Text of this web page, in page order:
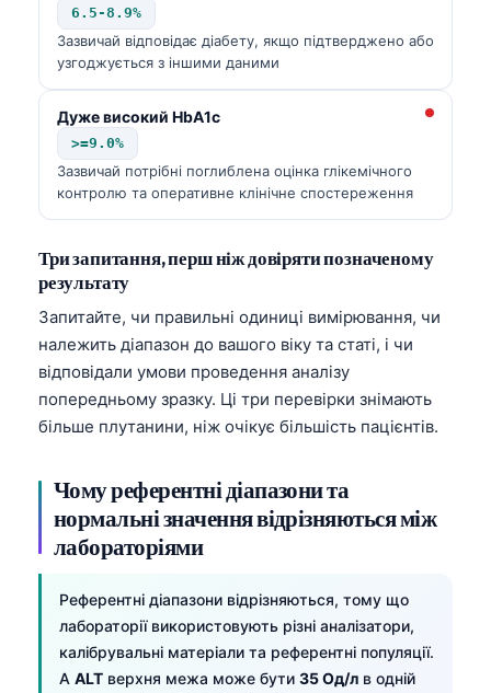
6.5-8.9%
Зазвичай відповідає діабету, якщо підтверджено або
узгоджується з іншими даними
Дуже високий HbA1c
>=9.0%
Зазвичай потрібні поглиблена оцінка глікемічного
контролю та оперативне клінічне спостереження
Три запитання, перш ніж довіряти позначеному
результату
Запитайте, чи правильні одиниці вимірювання, чи
належить діапазон до вашого віку та статі, і чи
відповідали умови проведення аналізу
попередньому зразку. Ці три перевірки знімають
більше плутанини, ніж очікує більшість пацієнтів.
Чому референтні діапазони та
нормальні значення відрізняються між
лабораторіями
Референтні діапазони відрізняються, тому що
лабораторії використовують різні аналізатори,
калібрувальні матеріали та референтні популяції.
А ALT верхня межа може бути 35 Од/л в одній